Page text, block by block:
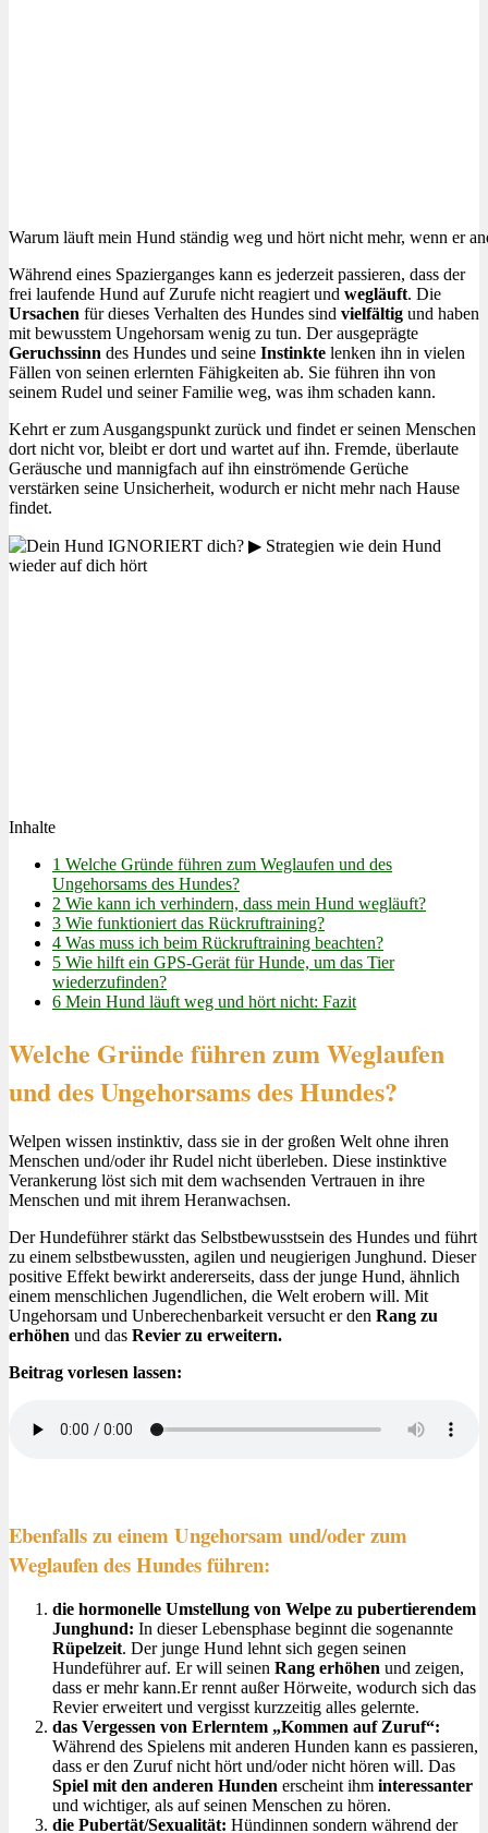
Warum läuft mein Hund ständig weg und hört nicht mehr, wenn er
Während eines Spazierganges kann es jederzeit passieren, dass der
frei laufende Hund auf Zurufe nicht reagiert und wegläuft. Die
Ursachen für dieses Verhalten des Hundes sind vielfältig und haben
mit bewusstem Ungehorsam wenig zu tun. Der ausgeprägte
Geruchssinn des Hundes und seine Instinkte lenken ihn in vielen
Fällen von seinen erlernten Fähigkeiten ab. Sie führen ihn von
seinem Rudel und seiner Familie weg, was ihm schaden kann.
Kehrt er zum Ausgangspunkt zurück und findet er seinen Menschen
dort nicht vor, bleibt er dort und wartet auf ihn. Fremde, überlaute
Geräusche und mannigfach auf ihn einströmende Gerüche
verstärken seine Unsicherheit, wodurch er nicht mehr nach Hause
findet.
Inhalte
1 Welche Gründe führen zum Weglaufen und des
Ungehorsams des Hundes?
2 Wie kann ich verhindern, dass mein Hund wegläuft?
3 Wie funktioniert das Rückruftraining?
4 Was muss ich beim Rückruftraining beachten?
5 Wie hilft ein GPS-Gerät für Hunde, um das Tier
wiederzufinden?
6 Mein Hund läuft weg und hört nicht: Fazit
Welche Gründe führen zum Weglaufen
und des Ungehorsams des Hundes?
Welpen wissen instinktiv, dass sie in der großen Welt ohne ihren
Menschen und/oder ihr Rudel nicht überleben. Diese instinktive
Verankerung löst sich mit dem wachsenden Vertrauen in ihre
Menschen und mit ihrem Heranwachsen.
Der Hundeführer stärkt das Selbstbewusstsein des Hundes und führt
zu einem selbstbewussten, agilen und neugierigen Junghund. Dieser
positive Effekt bewirkt andererseits, dass der junge Hund, ähnlich
einem menschlichen Jugendlichen, die Welt erobern will. Mit
Ungehorsam und Unberechenbarkeit versucht er den Rang zu
erhöhen und das Revier zu erweitern.
Beitrag vorlesen lassen:
Ebenfalls zu einem Ungehorsam und/oder zum
Weglaufen des Hundes führen:
die hormonelle Umstellung von Welpe zu pubertierendem
Junghund: In dieser Lebensphase beginnt die sogenannte
Rüpelzeit. Der junge Hund lehnt sich gegen seinen
Hundeführer auf. Er will seinen Rang erhöhen und zeigen,
dass er mehr kann.Er rennt außer Hörweite, wodurch sich das
Revier erweitert und vergisst kurzzeitig alles gelernte.
das Vergessen von Erlerntem „Kommen auf Zuruf“:
Während des Spielens mit anderen Hunden kann es passieren,
dass er den Zuruf nicht hört und/oder nicht hören will. Das
Spiel mit den anderen Hunden erscheint ihm interessanter
und wichtiger, als auf seinen Menschen zu hören.
die Pubertät/Sexualität: Hündinnen sondern während der